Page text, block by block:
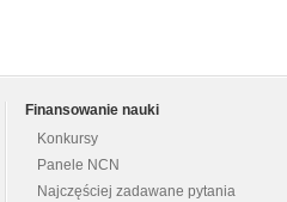
Finansowanie nauki
Konkursy
Panele NCN
Najczęściej zadawane pytania